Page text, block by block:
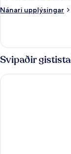
Nánari upplýsingar
Nánari
-
4
svefnherbergi
Svipaðir
Masana Algarve, a